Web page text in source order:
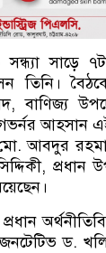
সাড়ে
তিনি।
বাণিজ্য
গভর্নর আহসান
মো. আবদুর
প্রধান
প্রধান
ড.